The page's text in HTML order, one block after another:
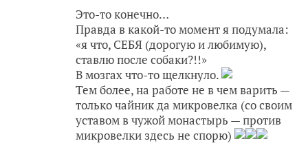
Это-то конечно…
Правда в какой-то момент я подумала:
«я что, СЕБЯ (дорогую и любимую),
ставлю после собаки?!!»
В мозгах что-то щелкнуло.
Тем более, на работе не в чем варить —
только чайник да микровелка (со своим
уставом в чужой монастырь — против
микровелки здесь не спорю)